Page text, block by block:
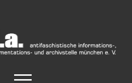
open